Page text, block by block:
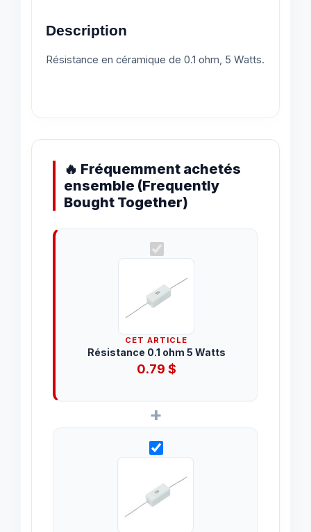
Description
Résistance en céramique de 0.1 ohm, 5 Watts.
🔥 Fréquemment achetés
ensemble (Frequently
Bought Together)
CET ARTICLE
Résistance 0.1 ohm 5 Watts
0.79 $
+